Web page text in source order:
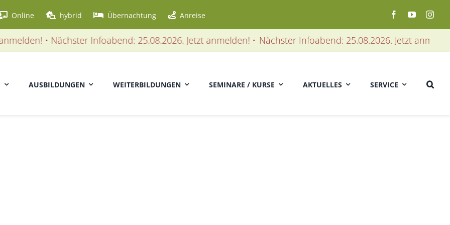
Online hybrid Übernachtung Anreise
• Nächster Infoabend: 25.08.2026. Jetzt anmelden! • Nächster Infoabend: 25.08.2026. Jetzt anmelden!
AUSBILDUNGEN WEITERBILDUNGEN SEMINARE / KURSE AKTUELLES SERVICE